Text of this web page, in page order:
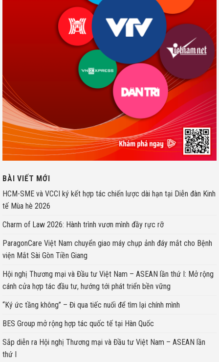
BÀI VIẾT MỚI
HCM-SME và VCCI ký kết hợp tác chiến lược dài hạn tại Diễn đàn Kinh
tế Mùa hè 2026
Charm of Law 2026: Hành trình vươn mình đầy rực rỡ
ParagonCare Việt Nam chuyển giao máy chụp ảnh đáy mắt cho Bệnh
viện Mắt Sài Gòn Tiền Giang
Hội nghị Thương mại và Đầu tư Việt Nam – ASEAN lần thứ I: Mở rộng
cánh cửa hợp tác đầu tư, hướng tới phát triển bền vững
“Ký ức tầng không” – Đi qua tiếc nuối để tìm lại chính mình
BES Group mở rộng hợp tác quốc tế tại Hàn Quốc
Sắp diễn ra Hội nghị Thương mại và Đầu tư Việt Nam – ASEAN lần
thứ I